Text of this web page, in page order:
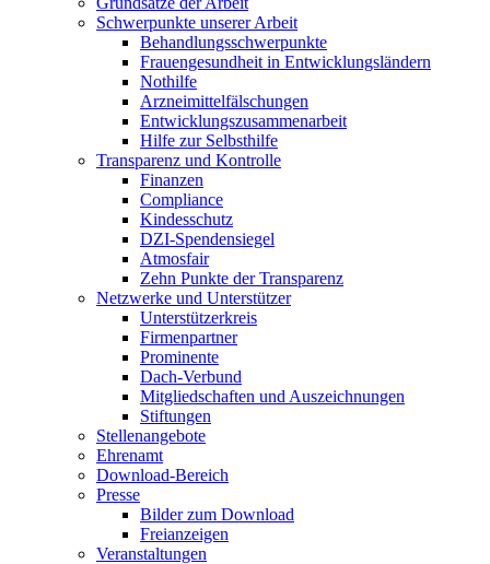
Schwerpunkte unserer Arbeit
Behandlungs­schwerpunkte
Frauengesundheit in Entwicklungsländern
Nothilfe
Arzneimittel­fälschungen
Entwicklungs­zusammenarbeit
Hilfe zur Selbsthilfe
Transparenz und Kontrolle
Finanzen
Compliance
Kindesschutz
DZI-Spendensiegel
Atmosfair
Zehn Punkte der Transparenz
Netzwerke und Unterstützer
Unterstützerkreis
Firmenpartner
Prominente
Dach-Verbund
Mitgliedschaften und Auszeichnungen
Stiftungen
Stellenangebote
Ehrenamt
Download-Bereich
Presse
Bilder zum Download
Freianzeigen
Veranstaltungen